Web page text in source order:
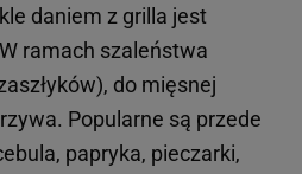
daniem z grilla jest
ramach szaleństwa
do mięsnej
Popularne są przede
papryka, pieczarki,